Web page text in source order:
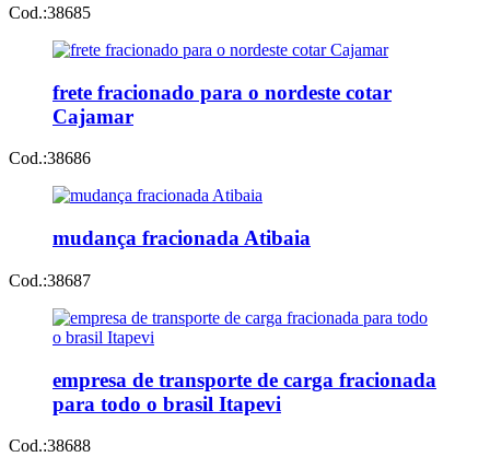
Cod.:38685
frete fracionado para o nordeste cotar
Cajamar
Cod.:38686
mudança fracionada Atibaia
Cod.:38687
empresa de transporte de carga fracionada
para todo o brasil Itapevi
Cod.:38688